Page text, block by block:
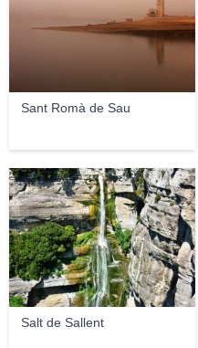
Sant Romà de Sau
Salt de Sallent
Albert Torelló